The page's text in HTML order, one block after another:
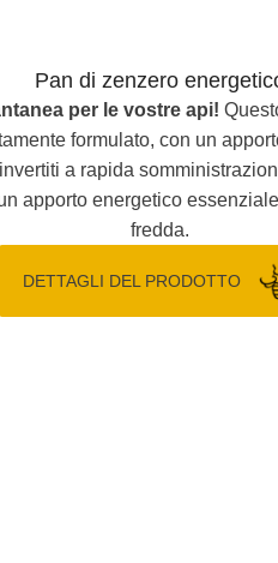
Pan di zenzero
per le vostre api!
formulato, con un
a rapida
apporto energetico
fredda.
DETTAGLI DEL PRODOTTO